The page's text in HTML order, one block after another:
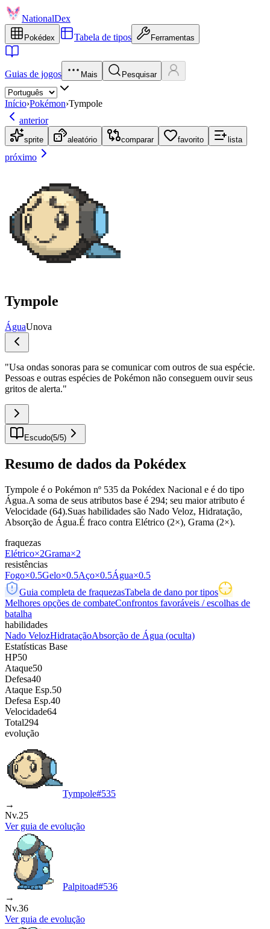
NationalDex
Pokédex Tabela de tipos Ferramentas
Guias de jogos Mais Pesquisar
Início›Pokémon›Tympole
anterior
sprite aleatório comparar favorito lista
próximo
Tympole
ÁguaUnova
"Usa ondas sonoras para se comunicar com outros de sua espécie.
Pessoas e outras espécies de Pokémon não conseguem ouvir seus
gritos de alerta."
Escudo(5/5)
Resumo de dados da Pokédex
Tympole é o Pokémon nº 535 da Pokédex Nacional e é do tipo
Água.A soma de seus atributos base é 294; seu maior atributo é
Velocidade (64).Suas habilidades são Nado Veloz, Hidratação,
Absorção de Água.É fraco contra Elétrico (2×), Grama (2×).
fraquezas
Elétrico×2Grama×2
resistências
Fogo×0.5Gelo×0.5Aço×0.5Água×0.5
Guia completa de fraquezasTabela de dano por tipos
Melhores opções de combateConfrontos favoráveis / escolhas de
batalha
habilidades
Nado VelozHidrataçãoAbsorção de Água (oculta)
Estatísticas Base
HP50
Ataque50
Defesa40
Ataque Esp.50
Defesa Esp.40
Velocidade64
Total294
evolução
Tympole#535
→
Nv.25
Ver guia de evolução
Palpitoad#536
→
Nv.36
Ver guia de evolução